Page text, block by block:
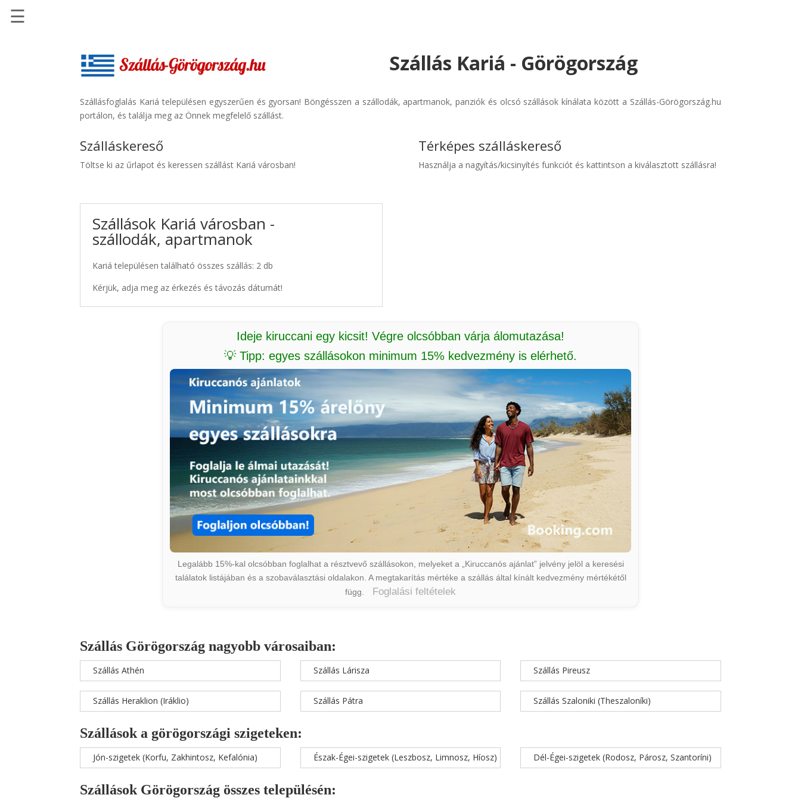
Szállásinfo.eu
Repülőjegy
Autóbérlés
☰
Szállás Kariá - Görögország
Szállásfoglalás Kariá településen egyszerűen és gyorsan! Böngésszen a szállodák, apartmanok, panziók és olcsó szállások kínálata között a Szállás-Görögország.hu
portálon, és találja meg az Önnek megfelelő szállást.
Szálláskereső
Töltse ki az űrlapot és keressen szállást Kariá városban!
Szállások Kariá városban -
szállodák, apartmanok
Kariá településen található összes szállás: 2 db
Kérjük, adja meg az érkezés és távozás dátumát!
Térképes szálláskereső
Használja a nagyítás/kicsinyítés funkciót és kattintson a kiválasztott szállásra!
Ideje kiruccani egy kicsit! Végre olcsóbban várja álomutazása!
💡 Tipp: egyes szállásokon minimum 15% kedvezmény is elérhető.
Legalább 15%-kal olcsóbban foglalhat a résztvevő szállásokon, melyeket a „Kiruccanós ajánlat” jelvény jelöl a keresési
találatok listájában és a szobaválasztási oldalakon. A megtakarítás mértéke a szállás által kínált kedvezmény mértékétől
függ.
Foglalási feltételek
Szállás Görögország nagyobb városaiban:
Szállás Athén
Szállás Heraklion (Iráklio)
Szállás Lárisza
Szállás Pátra
Szállás Pireusz
Szállás Szaloniki (Theszaloníki)
Szállások a görögországi szigeteken:
Jón-szigetek (Korfu, Zakhintosz, Kefalónia) Észak-Égei-szigetek (Leszbosz, Limnosz, Híosz) Dél-Égei-szigetek (Rodosz, Párosz, Szantoríni)
Szállások Görögország összes településén: